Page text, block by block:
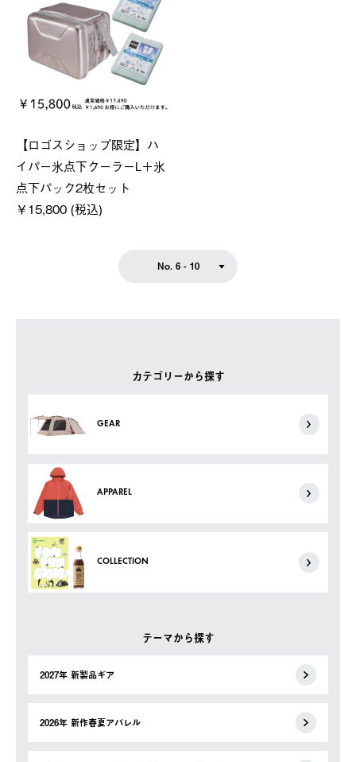
カテゴリーから探す
GEAR
APPAREL
COLLECTION
テーマから探す
2027年 新製品ギア
2026年 新作春夏アパレル
【ロゴスショップ限定】ハ
イパー氷点下クーラーL＋氷
点下パック2枚セット
￥15,800 (税込)
No. 6 - 10